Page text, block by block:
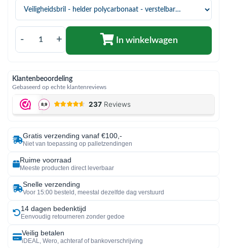
- + In winkelwagen
Klantenbeoordeling
Gebaseerd op echte klantenreviews
Gratis verzending vanaf €100,-
Niet van toepassing op palletzendingen
Ruime voorraad
Meeste producten direct leverbaar
Snelle verzending
Voor 15:00 besteld, meestal dezelfde dag verstuurd
14 dagen bedenktijd
Eenvoudig retourneren zonder gedoe
Veilig betalen
iDEAL, Wero, achteraf of bankoverschrijving